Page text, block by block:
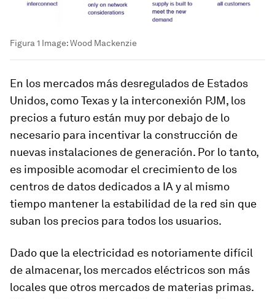
Figura 1 Image:Wood Mackenzie
En los mercados más desregulados de Estados
Unidos, como Texas y la interconexión PJM, los
precios a futuro están muy por debajo de lo
necesario para incentivar la construcción de
nuevas instalaciones de generación. Por lo tanto,
es imposible acomodar el crecimiento de los
centros de datos dedicados a IA y al mismo
tiempo mantener la estabilidad de la red sin que
suban los precios para todos los usuarios.
Dado que la electricidad es notoriamente difícil
de almacenar, los mercados eléctricos son más
locales que otros mercados de materias primas.